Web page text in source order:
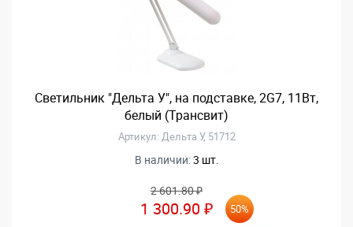
Светильник "Дельта У", на подставке, 2G7, 11Вт,
белый (Трансвит)
Артикул: Дельта У, 51712
В наличии:3 шт.
2 601.80 ₽
1 300.90 ₽ 50%